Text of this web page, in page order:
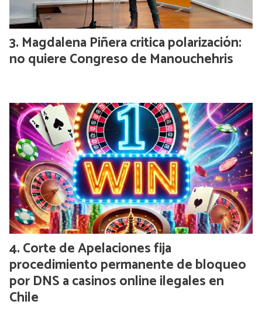
Magdalena Piñera critica polarización:
no quiere Congreso de Manouchehris
Corte de Apelaciones fija
procedimiento permanente de bloqueo
por DNS a casinos online ilegales en
Chile